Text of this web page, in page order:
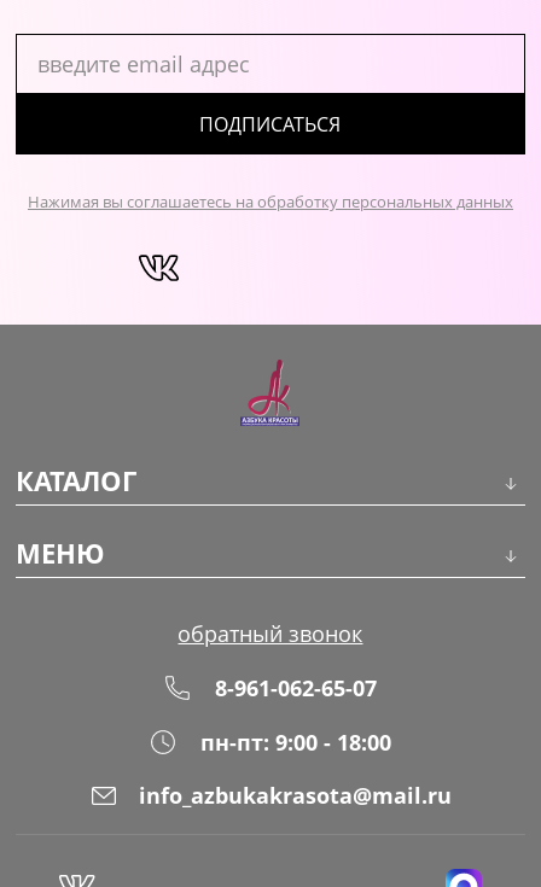
ПОДПИСАТЬСЯ
Нажимая вы соглашаетесь на обработку персональных данных
КАТАЛОГ
Макияж
МЕНЮ
Оплата
обратный звонок
8-961-062-65-07
пн-пт: 9:00 - 18:00
info_azbukakrasota@mail.ru